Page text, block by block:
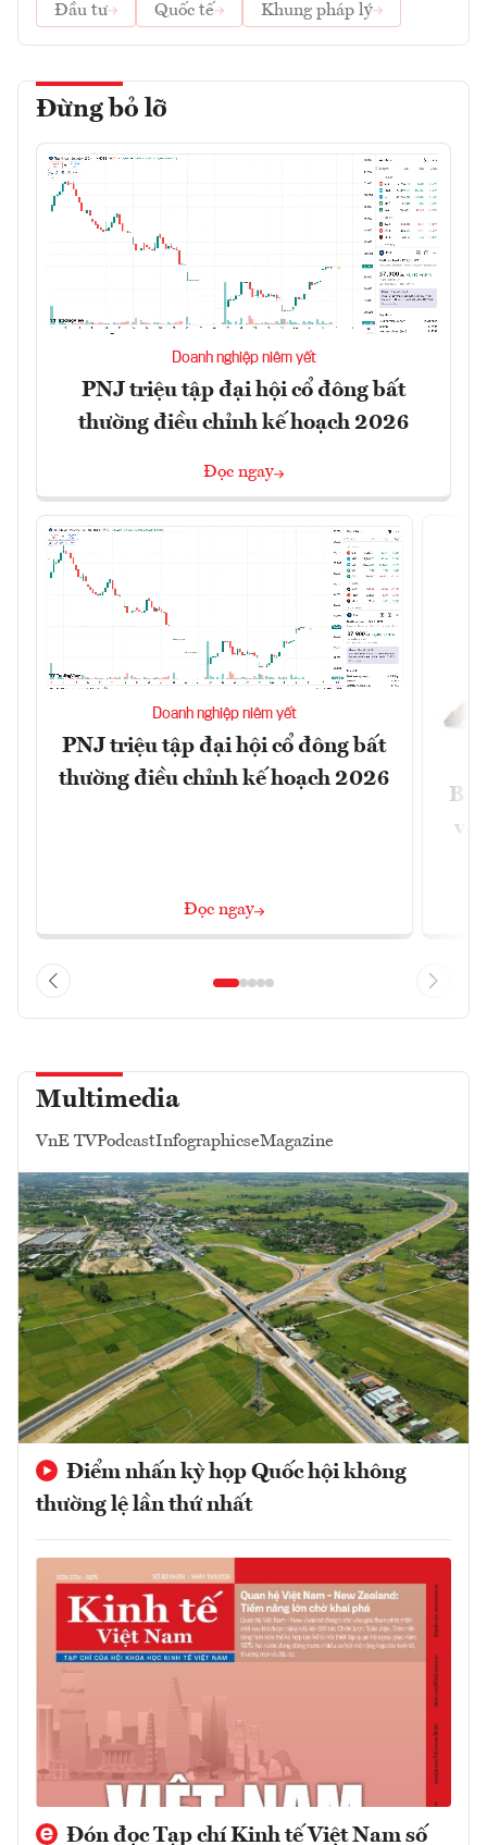
Đầu tư
Quốc tế Khung pháp lý
Đừng bỏ lỡ
Doanh nghiệp niêm yết
PNJ triệu tập đại hội cổ đông bất
thường điều chỉnh kế hoạch 2026
Đọc ngay
Doanh nghiệp niêm yết
PNJ triệu tập đại hội cổ đông bất
thường điều chỉnh kế hoạch 2026
Đọc ngay
và
Multimedia
VnE TVPodcastInfographicseMagazine
Điểm nhấn kỳ họp Quốc hội không
thường lệ lần thứ nhất
Đón đọc Tạp chí Kinh tế Việt Nam số